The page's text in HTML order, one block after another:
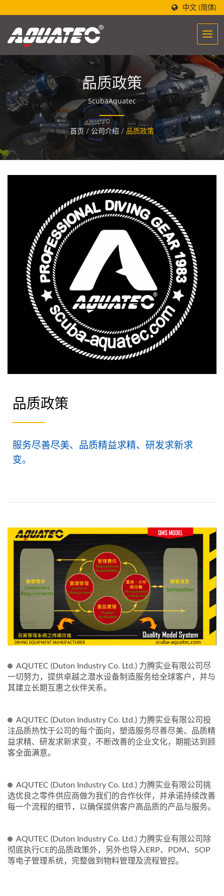
中文 (简体)
品质政策
ScubaAquatec
首页 / 公司介绍 / 品质政策
品质政策
服务尽善尽美、品质精益求精、研发求新求
变。
AQUTEC (Duton Industry Co. Ltd.) 力腾实业有限公司尽
一切努力，提供卓越之潜水设备制造服务给全球客户，并与
其建立长期互惠之伙伴关系。
AQUTEC (Duton Industry Co. Ltd.) 力腾实业有限公司投
注品质热忱于公司的每个面向，塑造服务尽善尽美、品质精
益求精、研发求新求变，不断改善的企业文化，期能达到顾
客全面满意。
AQUTEC (Duton Industry Co. Ltd.) 力腾实业有限公司挑
选优良之零件供应商做为我们的合作伙伴，并承诺持续改善
每一个流程的细节，以确保提供客户高品质的产品与服务。
AQUTEC (Duton Industry Co. Ltd.) 力腾实业有限公司除
彻底执行CE的品质政策外，另外也导入ERP、PDM、SOP
等电子管理系统，完整做到物料管理及流程管控。